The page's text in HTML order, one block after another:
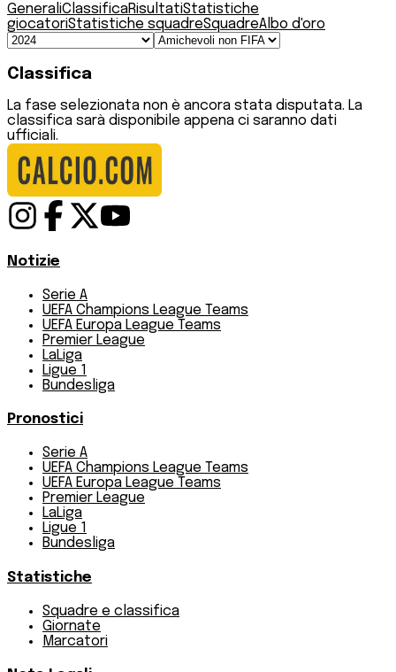
GeneraliClassificaRisultatiStatistiche
giocatoriStatistiche squadreSquadreAlbo d'oro
Classifica
La fase selezionata non è ancora stata disputata. La
classifica sarà disponibile appena ci saranno dati
ufficiali.
Notizie
Serie A
UEFA Champions League Teams
UEFA Europa League Teams
Premier League
LaLiga
Ligue 1
Bundesliga
Pronostici
Serie A
UEFA Champions League Teams
UEFA Europa League Teams
Premier League
LaLiga
Ligue 1
Bundesliga
Statistiche
Squadre e classifica
Giornate
Marcatori